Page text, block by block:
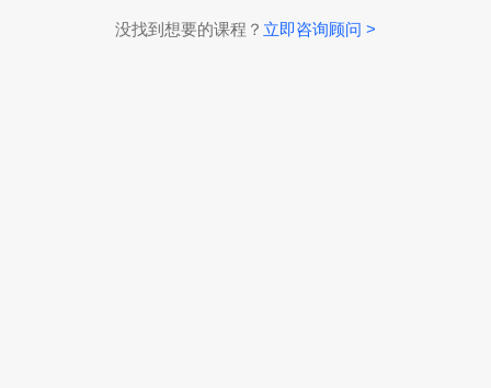
没找到想要的课程？ 立即咨询顾问 >